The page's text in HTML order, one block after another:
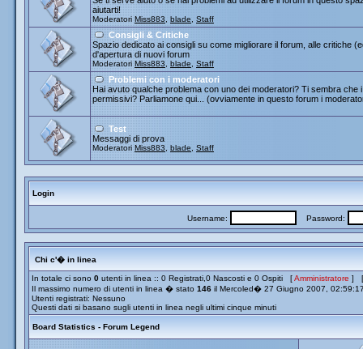
aiutarti!
Moderatori Miss883 blade Staff
Consigli & Critiche
Spazio dedicato ai consigli su come migliorare il forum, alle critiche
d'apertura di nuovi forum
Moderatori Miss883 blade Staff
Problemi con i moderatori
Hai avuto qualche problema con uno dei moderatori? Ti sembra
permissivi? Parliamone qui... (ovviamente in questo forum i
Test
Messaggi di prova
Moderatori Miss883 blade Staff
Login
Username: Password:
Chi c'� in linea
In totale ci sono 0 utenti in linea :: 0 Registrati,0 Nascosti e 0 Ospiti [Amministratore ]
Il massimo numero di utenti in linea � stato 146 il Mercoled� 27 Giugno 2007,
Utenti registrati: Nessuno
Questi dati si basano sugli utenti in linea negli ultimi cinque minuti
Board Statistics - Forum Legend